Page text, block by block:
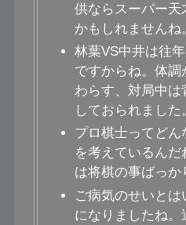
供ならスーパー天
かもしれませんね。
林葉VS中井は往
ですからね。体調
わらす、対局中は
しておられました。
プロ棋士ってどん
を考えているん
は将棋の事ばっか
ご病気のせいと
になりましたね。